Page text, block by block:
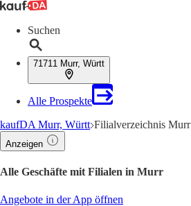
Suchen
71711 Murr, Württ
Alle Prospekte
kaufDA Murr, Württ Filialverzeichnis Murr
Anzeigen
Alle Geschäfte mit Filialen in Murr
Angebote in der App öffnen